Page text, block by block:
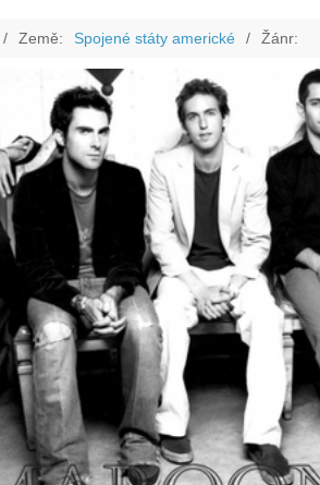
/ Země: Spojené státy americké / Žánr: